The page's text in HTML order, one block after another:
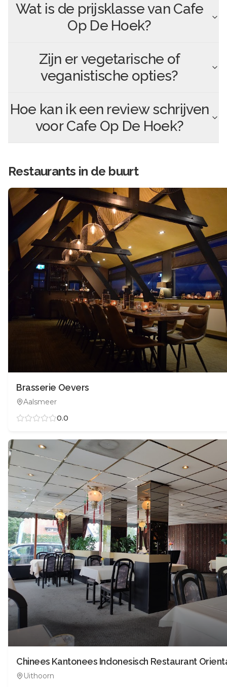
Wat is de prijsklasse van Cafe
Op De Hoek?
Zijn er vegetarische of
veganistische opties?
Hoe kan ik een review schrijven
voorCafe Op De Hoek?
Restaurants in de buurt
Brasserie Oevers
Aalsmeer
0.0
Uithoorn